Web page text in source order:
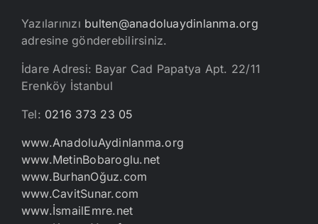
Yazılarınızı bulten@anadoluaydinlanma.org
adresine gönderebilirsiniz.
İdare Adresi: Bayar Cad Papatya Apt. 22/11
Erenköy İstanbul
Tel: 0216 373 23 05
www.AnadoluAydinlanma.org
www.MetinBobaroglu.net
www.BurhanOğuz.com
www.CavitSunar.com
www.İsmailEmre.net